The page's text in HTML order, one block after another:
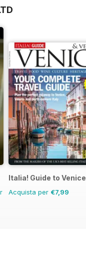
Italia! Guide to Venice
Acquista per €7,99